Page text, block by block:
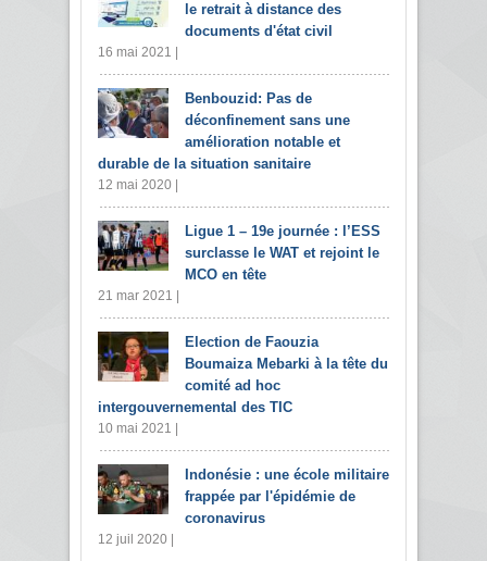
le retrait à distance des
documents d'état civil
16 mai 2021 |
Benbouzid: Pas de
déconfinement sans une
amélioration notable et
durable de la situation sanitaire
12 mai 2020 |
Ligue 1 – 19e journée : l’ESS
surclasse le WAT et rejoint le
MCO en tête
21 mar 2021 |
Election de Faouzia
Boumaiza Mebarki à la tête du
comité ad hoc
intergouvernemental des TIC
10 mai 2021 |
Indonésie : une école militaire
frappée par l'épidémie de
coronavirus
12 juil 2020 |